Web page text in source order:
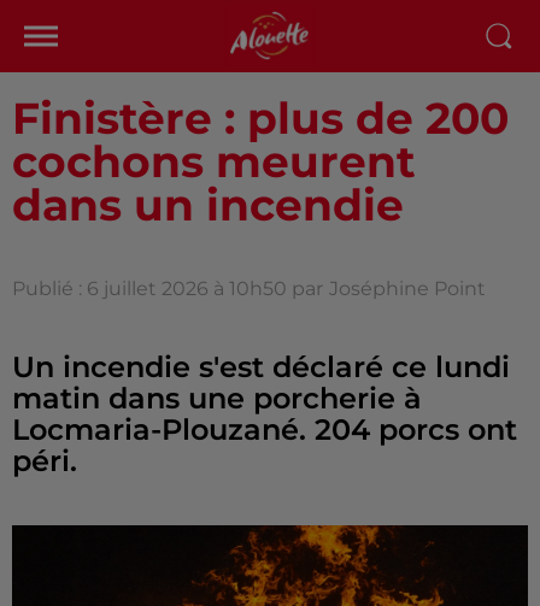
Finistère : plus de 200
cochons meurent
dans un incendie
Publié : 6 juillet 2026 à 10h50 par Joséphine Point
Un incendie s'est déclaré ce lundi
matin dans une porcherie à
Locmaria-Plouzané. 204 porcs ont
péri.